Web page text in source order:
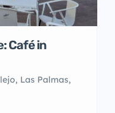
Café in
Las Palmas,